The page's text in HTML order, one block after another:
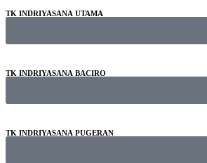
TK INDRIYASANA UTAMA
TK INDRIYASANA BACIRO
TK INDRIYASANA PUGERAN